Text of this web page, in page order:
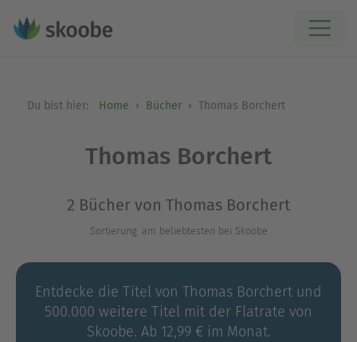
Du bist hier: Home Bücher Thomas Borchert
Thomas Borchert
2 Bücher von Thomas Borchert
Sortierung: am beliebtesten bei Skoobe
Entdecke die Titel von Thomas Borchert und
500.000 weitere Titel mit der Flatrate von
Skoobe. Ab 12,99 € im Monat.